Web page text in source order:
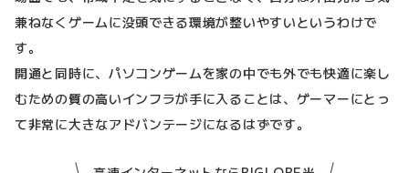
兼ねなくゲームに没頭できる環境が整いやすいというわけで
す。
開通と同時に、パソコンゲームを家の中でも外でも快適に楽し
むための質の高いインフラが手に入ることは、ゲーマーにとっ
て非常に大きなアドバンテージになるはずです。